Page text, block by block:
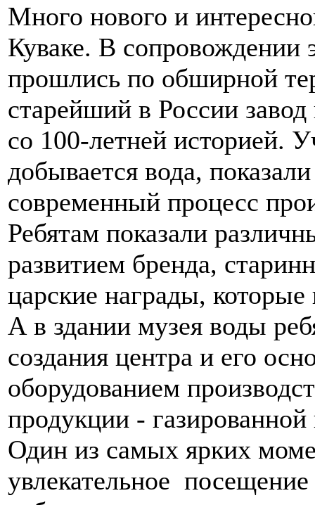
Много нового и
Куваке. В сопровождении
прошлись по обширной
старейший в России
со 100-летней историей.
добывается вода,
современный процесс
Ребятам показали
развитием бренда,
царские награды, которые
А в здании музея воды
создания центра и его
оборудованием
продукции -
Один из самых ярких
увлекательное